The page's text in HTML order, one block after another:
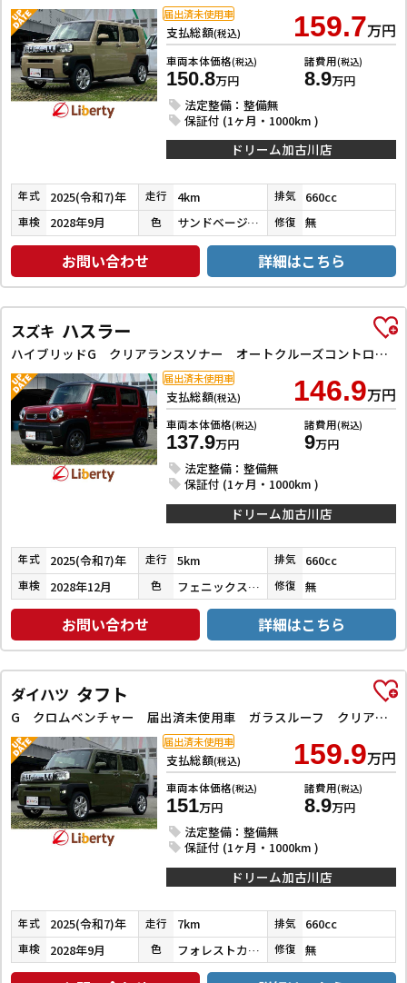
支払総額(税込) 159.7万円
車両本体価格(税込)
150.8万円
諸費用(税込)
8.9万円
法定整備：整備無
保証付 (1ヶ月・1000km )
届出済未使用車
ドリーム加古川店
年式 2025(令和7)年 走行 4km 排気 660cc
車検 2028年9月 色 サンドベージュメタリック 修復 無
お問い合わせ 詳細はこちら
スズキ ハスラー
ハイブリッドG クリアランスソナー オートクルーズコントロール レーンアシスト 衝突被害軽減システム オートライト スマートキー アイドリングストップ 電動格納ミラー シートヒーター CVT ESC エアコン
支払総額(税込) 146.9万円
車両本体価格(税込)
137.9万円
諸費用(税込)
9万円
法定整備：整備無
保証付 (1ヶ月・1000km )
届出済未使用車
ドリーム加古川店
年式 2025(令和7)年 走行 5km 排気 660cc
車検 2028年12月 色 フェニックスレッドパール／ミネラルグレーメタリック 修復 無
お問い合わせ 詳細はこちら
ダイハツ タフト
G クロムベンチャー 届出済未使用車 ガラスルーフ クリアランスソナー アダプティブクルーズコントロール 衝突被害軽減システム オートライト スマートキー アイドリングストップ 電動格納ミラー シートヒーター
支払総額(税込) 159.9万円
車両本体価格(税込)
151万円
諸費用(税込)
8.9万円
法定整備：整備無
保証付 (1ヶ月・1000km )
届出済未使用車
ドリーム加古川店
年式 2025(令和7)年 走行 7km 排気 660cc
車検 2028年9月 色 フォレストカーキメタリック 修復 無